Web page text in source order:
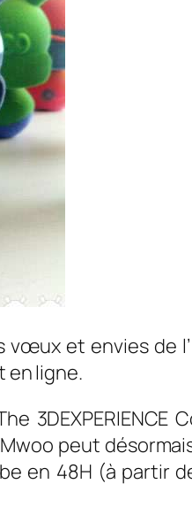
et envies de
en ligne.
3DEXPERIENCE
peut
en 48H (à partir